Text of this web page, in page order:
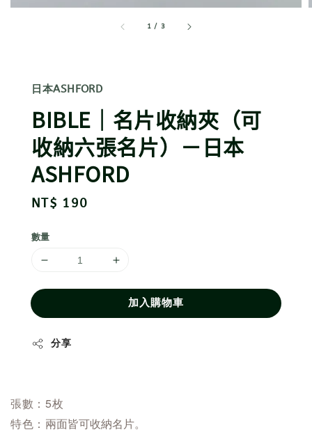
1 / 3
日本ASHFORD
BIBLE｜名片收納夾（可
收納六張名片）－日本
ASHFORD
Regular
NT$ 190
數量
加入購物車
分享
張數：5枚
特色： 兩面皆可收納名片。